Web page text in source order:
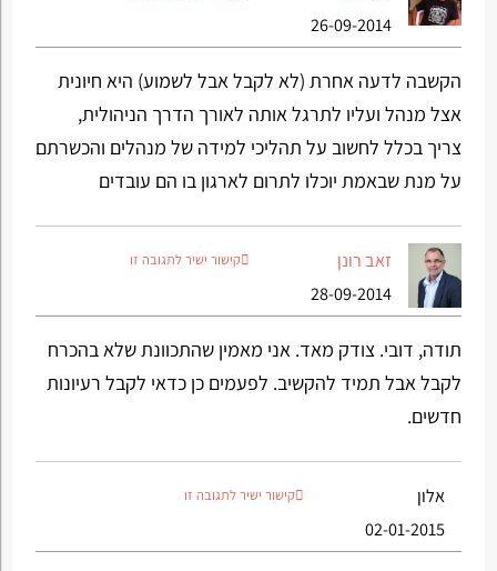
26-09-2014
הקשבה לדעה אחרת (לא לקבל אבל לשמוע) היא חיונית
אצל מנהל ועליו לתרגל אותה לאורך הדרך הניהולית,
צריך בכלל לחשוב על תהליכי למידה של מנהלים והכשרתם
על מנת שבאמת יוכלו לתרום לארגון בו הם עובדים
זאב רונן
28-09-2014
קישור ישיר לתגובה זו
תודה, דובי. צודק מאד. אני מאמין שהתכוונת שלא בהכרח
לקבל אבל תמיד להקשיב. לפעמים כן כדאי לקבל רעיונות
חדשים.
אלון
02-01-2015
קישור ישיר לתגובה זו